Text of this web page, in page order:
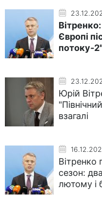
Європі
потоку-
Юрій
взагалі
Вітренко
сезон:
лютому і